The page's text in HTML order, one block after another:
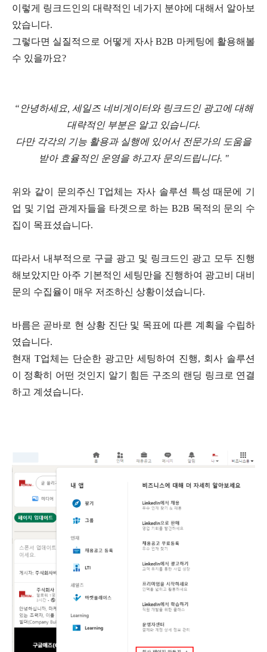
이렇게 링크드인의 대략적인 네가지 분야에 대해서 알아보
았습니다.
그렇다면 실질적으로 어떻게 자사 B2B 마케팅에 활용해볼
수 있을까요?
“ 안녕하세요, 세일즈 네비게이터와 링크드인 광고에 대해
대략적인 부분은 알고 있습니다.
다만 각각의 기능 활용과 실행에 있어서 전문가의 도움을
받아 효율적인 운영을 하고자 문의드립니다. "
위와 같이 문의주신 T업체는 자사 솔루션 특성 때문에 기
업 및 기업 관계자들을 타겟으로 하는 B2B 목적의 문의 수
집이 목표셨습니다.
따라서 내부적으로 구글 광고 및 링크드인 광고 모두 진행
해보았지만 아주 기본적인 세팅만을 진행하여 광고비 대비
문의 수집율이 매우 저조하신 상황이셨습니다.
바름은 곧바로 현 상황 진단 및 목표에 따른 계획을 수립하
였습니다.
현재 T업체는 단순한 광고만 세팅하여 진행, 회사 솔루션
이 정확히 어떤 것인지 알기 힘든 구조의 랜딩 링크로 연결
하고 계셨습니다.